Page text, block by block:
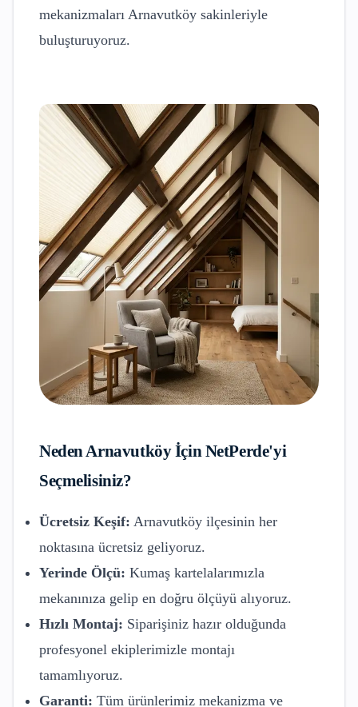
mekanizmaları Arnavutköy sakinleriyle
buluşturuyoruz.
NedenArnavutköyİçin NetPerde'yi
Seçmelisiniz?
Ücretsiz Keşif: Arnavutköy ilçesinin her
noktasına ücretsiz geliyoruz.
Yerinde Ölçü: Kumaş kartelalarımızla
mekanınıza gelip en doğru ölçüyü alıyoruz.
Hızlı Montaj: Siparişiniz hazır olduğunda
profesyonel ekiplerimizle montajı
tamamlıyoruz.
Garanti: Tüm ürünlerimiz mekanizma ve